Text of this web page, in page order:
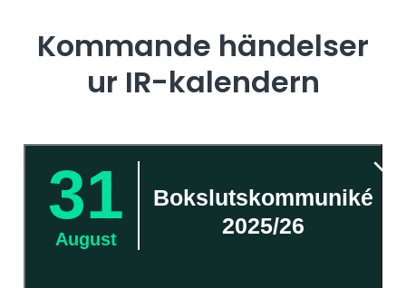
Kommande händelser
ur IR-kalendern
31
August
Bokslutskommuniké
2025/26